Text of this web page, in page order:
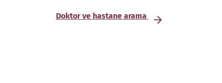
Doktor ve hastane arama